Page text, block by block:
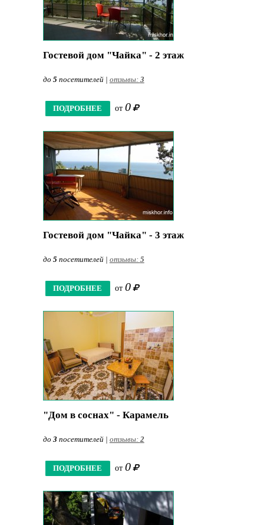
Гостевой дом "Чайка" - 2 этаж
до 5 посетителей | отзывы: 3
ПОДРОБНЕЕ от 0
Гостевой дом "Чайка" - 3 этаж
до 5 посетителей | отзывы: 5
ПОДРОБНЕЕ от 0
"Дом в соснах" - Карамель
до 3 посетителей | отзывы: 2
ПОДРОБНЕЕ от 0